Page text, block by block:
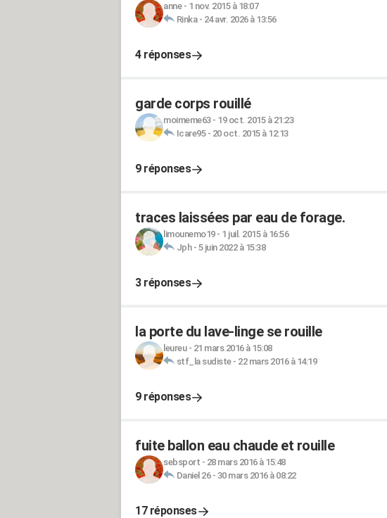
anne- 1 nov. 2015 à 18:07
Rinka- 24 avr. 2026 à 13:56
4 réponses
garde corps rouillé
moimeme63- 19 oct. 2015 à 21:23
Icare95- 20 oct. 2015 à 12:13
9 réponses
traces laissées par eau de forage.
limounemo19- 1 juil. 2015 à 16:56
Jph- 5 juin 2022 à 15:38
3 réponses
la porte du lave-linge se rouille
leureu- 21 mars 2016 à 15:08
stf_la sudiste- 22 mars 2016 à 14:19
9 réponses
fuite ballon eau chaude et rouille
sebsport - 28 mars 2016 à 15:48
Daniel 26- 30 mars 2016 à 08:22
17 réponses